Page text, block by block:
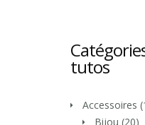
tutos
Accessoires
Bijou (20)